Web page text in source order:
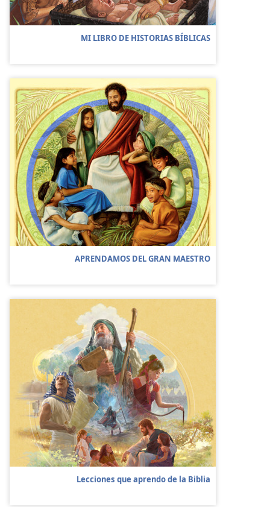
MI LIBRO DE HISTORIAS BÍBLICAS
APRENDAMOS DEL GRAN MAESTRO
Lecciones que aprendo de la Biblia